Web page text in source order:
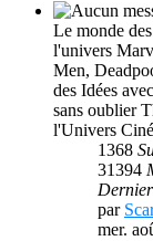
Le monde
l'univers
Men,
des Idées
sans oublier
l'Univers
1368
31394
par
mer.